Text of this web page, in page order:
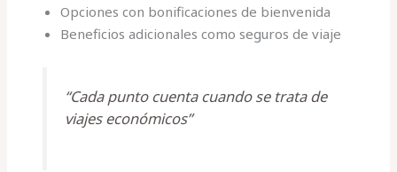
Opciones con bonificaciones de bienvenida
Beneficios adicionales como seguros de viaje
“Cada punto cuenta cuando se trata de
viajes económicos”